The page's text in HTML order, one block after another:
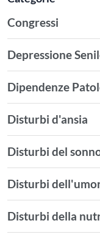
Congressi
Depressione
Dipendenze
Disturbi d'ansia
Disturbi del
Disturbi
Disturbi della